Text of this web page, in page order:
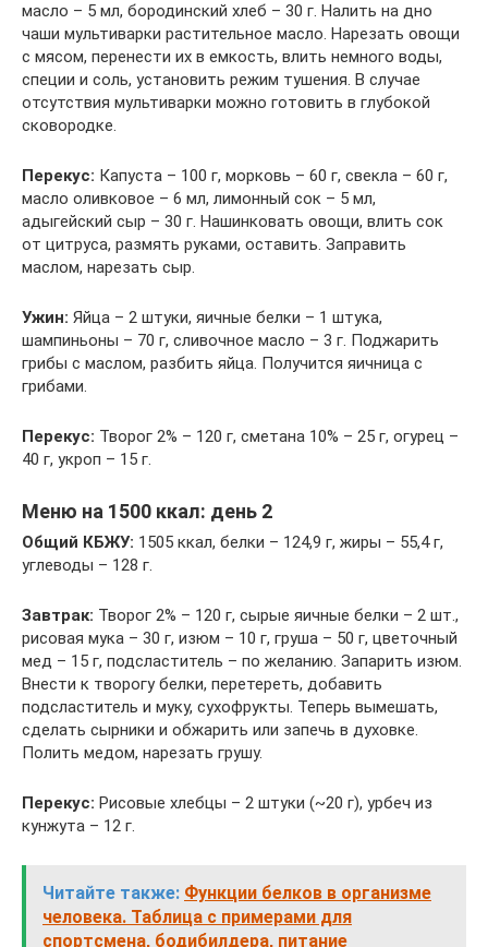
масло – 5 мл, бородинский хлеб – 30 г. Налить на дно
чаши мультиварки растительное масло. Нарезать овощи
с мясом, перенести их в емкость, влить немного воды,
специи и соль, установить режим тушения. В случае
отсутствия мультиварки можно готовить в глубокой
сковородке.
Перекус: Капуста – 100 г, морковь – 60 г, свекла – 60 г,
масло оливковое – 6 мл, лимонный сок – 5 мл,
адыгейский сыр – 30 г. Нашинковать овощи, влить сок
от цитруса, размять руками, оставить. Заправить
маслом, нарезать сыр.
Ужин: Яйца – 2 штуки, яичные белки – 1 штука,
шампиньоны – 70 г, сливочное масло – 3 г. Поджарить
грибы с маслом, разбить яйца. Получится яичница с
грибами.
Перекус: Творог 2% – 120 г, сметана 10% – 25 г, огурец –
40 г, укроп – 15 г.
Меню на 1500 ккал: день 2
Общий КБЖУ: 1505 ккал, белки – 124,9 г, жиры – 55,4 г,
углеводы – 128 г.
Завтрак: Творог 2% – 120 г, сырые яичные белки – 2 шт.,
рисовая мука – 30 г, изюм – 10 г, груша – 50 г, цветочный
мед – 15 г, подсластитель – по желанию. Запарить изюм.
Внести к творогу белки, перетереть, добавить
подсластитель и муку, сухофрукты. Теперь вымешать,
сделать сырники и обжарить или запечь в духовке.
Полить медом, нарезать грушу.
Перекус: Рисовые хлебцы – 2 штуки (~20 г), урбеч из
кунжута – 12 г.
Читайте также: Функции белков в организме
человека. Таблица с примерами для
спортсмена, бодибилдера, питание